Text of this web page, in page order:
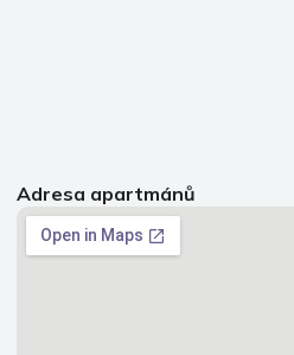
Adresa apartmánů